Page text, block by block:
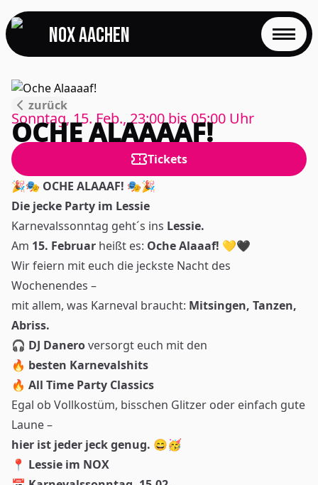
NOX Aachen
EVENTS
FOTOS
EVENTLOCATION
FAQS
RESERVIERUNG
JOBS
zurück
Sonntag, 15. Feb., 23:00bis 05:00 Uhr
OCHE ALAAAAF!
Tickets
🎉🎭 OCHE ALAAAF! 🎭🎉
Die jecke Party im Lessie
Karnevalssonntag geht´s ins Lessie.
Am 15. Februar heißt es: Oche Alaaaf! 💛🖤
Wir feiern mit euch die jeckste Nacht des
Wochenendes –
mit allem, was Karneval braucht: Mitsingen, Tanzen,
Abriss.
🎧 DJ Daneroversorgt euch mit den
🔥 besten Karnevalshits
🔥 All Time Party Classics
Egal ob Vollkostüm, bisschen Glitzer oder einfach gute
Laune –
hier ist jeder jeck genug. 😄🥳
📍 Lessie im NOX